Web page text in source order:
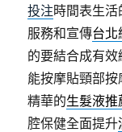
投注時間表生
服務和宣傳台北
的要結合成有
能按摩貼頸部
精華的生髮液推
腔保健全面提升